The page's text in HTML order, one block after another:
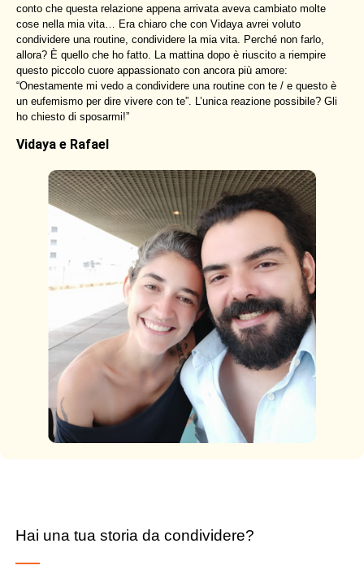
conto che questa relazione appena arrivata aveva cambiato molte
cose nella mia vita… Era chiaro che con Vidaya avrei voluto
condividere una routine, condividere la mia vita. Perché non farlo,
allora? È quello che ho fatto. La mattina dopo è riuscito a riempire
questo piccolo cuore appassionato con ancora più amore:
“Onestamente mi vedo a condividere una routine con te / e questo è
un eufemismo per dire vivere con te”. L’unica reazione possibile? Gli
ho chiesto di sposarmi!”
Vidaya e Rafael
Hai una tua storia da condividere?